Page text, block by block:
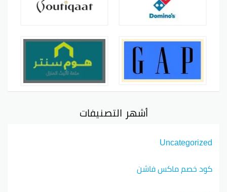
أشهر التصنيفات
Uncategorized
كود خصم ماكس فاشن